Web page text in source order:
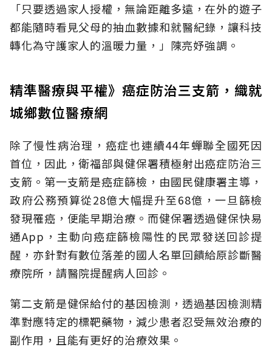
「只要透過家人授權，無論距離多遠，在外的遊子
都能隨時看見父母的抽血數據和就醫紀錄，讓科技
轉化為守護家人的溫暖力量，」陳亮妤強調。
精準醫療與平權》癌症防治三支箭，織就
城鄉數位醫療網
除了慢性病治理，癌症也連續44年蟬聯全國死因
首位，因此，衛福部與健保署積極射出癌症防治三
支箭。第一支箭是癌症篩檢，由國民健康署主導，
政府公務預算從28億大幅提升至68億，一旦篩檢
發現罹癌，便能早期治療。而健保署透過健保快易
通App，主動向癌症篩檢陽性的民眾發送回診提
醒，亦針對有數位落差的國人名單回饋給原診斷醫
療院所，請醫院提醒病人回診。
第二支箭是健保給付的基因檢測，透過基因檢測精
準對應特定的標靶藥物，減少患者忍受無效治療的
副作用，且能有更好的治療效果。